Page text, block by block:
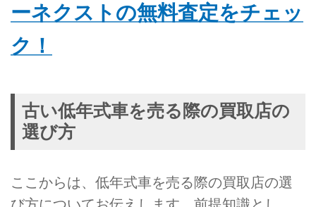
ーネクストの無料査定をチェッ
ク！
古い低年式車を売る際の買取店の
選び方
ここからは、低年式車を売る際の買取店の選